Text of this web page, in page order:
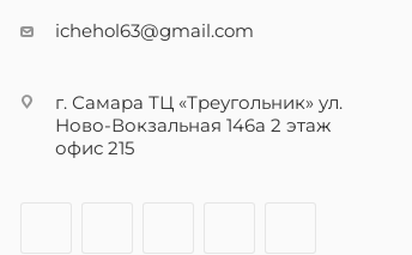
ichehol63@gmail.com
г. Самара ТЦ «Треугольник» ул.
Ново-Вокзальная 146а 2 этаж
офис 215